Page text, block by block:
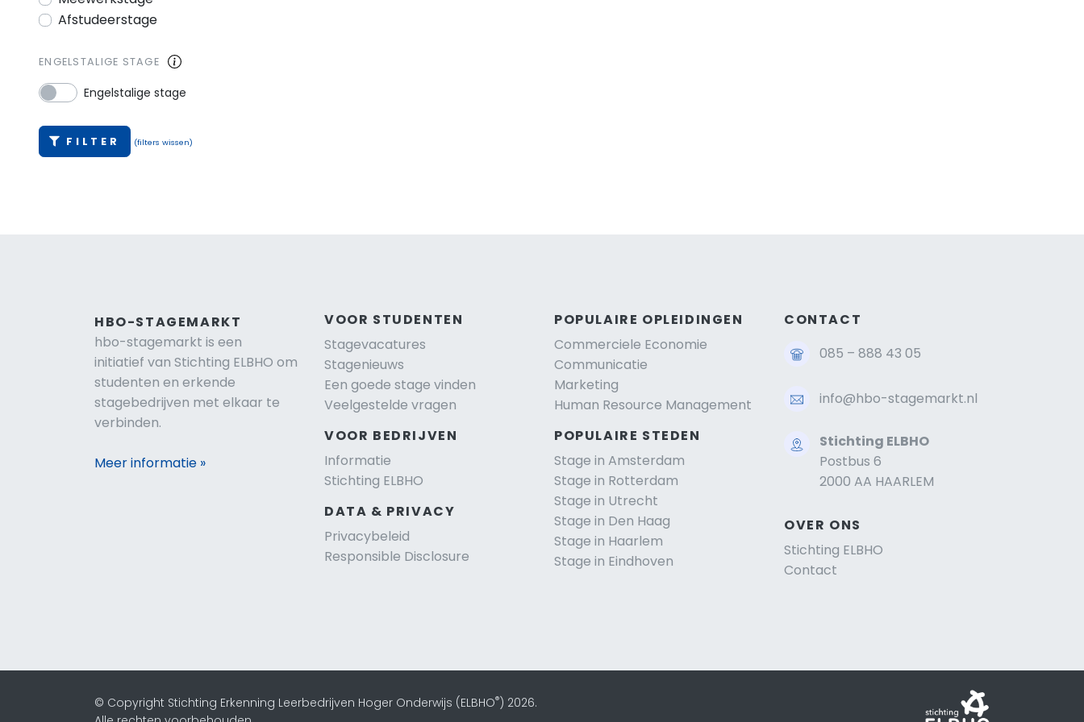
Afstudeerstage
ENGELSTALIGE STAGE
Engelstalige stage
FILTER (filters wissen)
HBO-STAGEMARKT
hbo-stagemarkt is een
initiatief van Stichting ELBHO om
studenten en erkende
stagebedrijven met elkaar te
verbinden.
Meer informatie »
VOOR STUDENTEN
Stagevacatures
Stagenieuws
Een goede stage vinden
Veelgestelde vragen
VOOR BEDRIJVEN
Informatie
Stichting ELBHO
DATA & PRIVACY
Privacybeleid
Responsible Disclosure
POPULAIRE OPLEIDINGEN
Commerciele Economie
Communicatie
Marketing
Human Resource Management
POPULAIRE STEDEN
Stage in Amsterdam
Stage in Rotterdam
Stage in Utrecht
Stage in Den Haag
Stage in Haarlem
Stage in Eindhoven
CONTACT
085 – 888 43 05
info@hbo-stagemarkt.nl
Stichting ELBHO
Postbus 6
2000 AA HAARLEM
OVER ONS
Stichting ELBHO
Contact
© Copyright Stichting Erkenning Leerbedrijven Hoger Onderwijs (ELBHO®) 2026.